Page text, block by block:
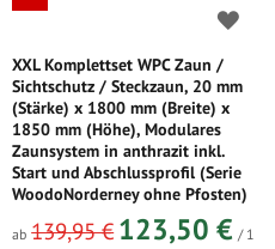
XXL Komplettset WPC Zaun /
Sichtschutz / Steckzaun, 20 mm
(Stärke) x 1800 mm (Breite) x
1850 mm (Höhe), Modulares
Zaunsystem in anthrazit inkl.
Start und Abschlussprofil (Serie
WoodoNorderney ohne Pfosten)
ab 139,95 € 123,50 € / 1